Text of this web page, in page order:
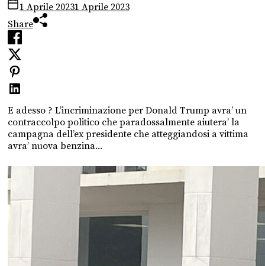
1 Aprile 20231 Aprile 2023
Share
E adesso ? L’incriminazione per Donald Trump avra’ un
contraccolpo politico che paradossalmente aiutera’ la
campagna dell’ex presidente che atteggiandosi a vittima
avra’ nuova benzina...